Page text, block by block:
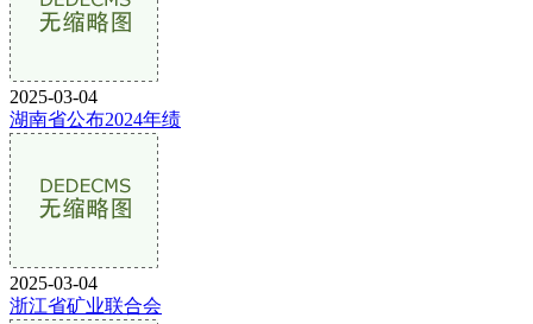
2025-03-04
湖南省公布2024年绩
2025-03-04
浙江省矿业联合会